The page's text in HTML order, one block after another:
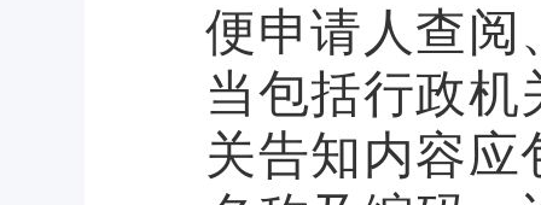
便申请人查阅
当包括行政
关告知内容应